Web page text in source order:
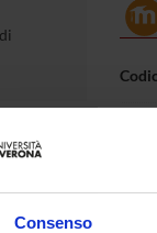
Consenso